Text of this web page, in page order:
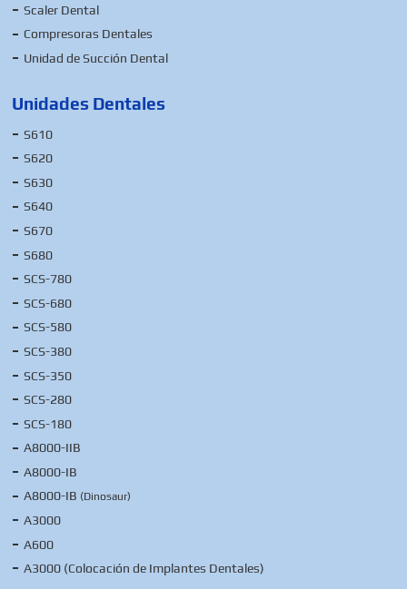
Scaler Dental
Compresoras Dentales
Unidad de Succión Dental
Unidades Dentales
S610
S620
S630
S640
S670
S680
SCS-780
SCS-680
SCS-580
SCS-380
SCS-350
SCS-280
SCS-180
A8000-IIB
A8000-IB
A8000-IB (Dinosaur)
A3000
A600
A3000 (Colocación de Implantes Dentales)